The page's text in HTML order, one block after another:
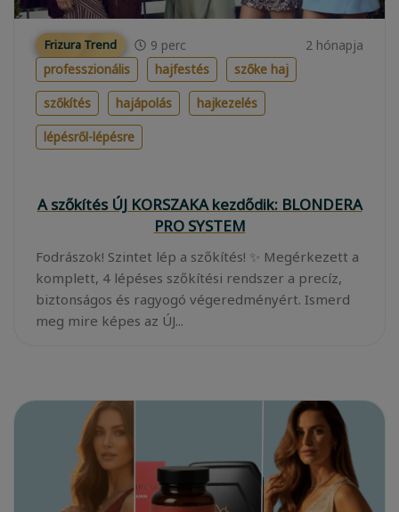
Frizura Trend 9 perc
2 hónapja
professzionális
hajfestés
szőke haj
szőkítés
hajápolás
hajkezelés
lépésről-lépésre
A szőkítés ÚJ KORSZAKA kezdődik: BLONDERA
PRO SYSTEM
Fodrászok! Szintet lép a szőkítés! ✨ Megérkezett a
komplett, 4 lépéses szőkítési rendszer a precíz,
biztonságos és ragyogó végeredményért. Ismerd
meg mire képes az ÚJ...